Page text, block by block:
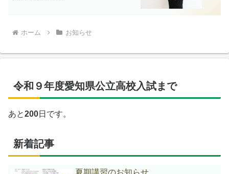
ホーム お知らせ
令和９年度愛知県公立高校入試まで
あと200日です。
新着記事